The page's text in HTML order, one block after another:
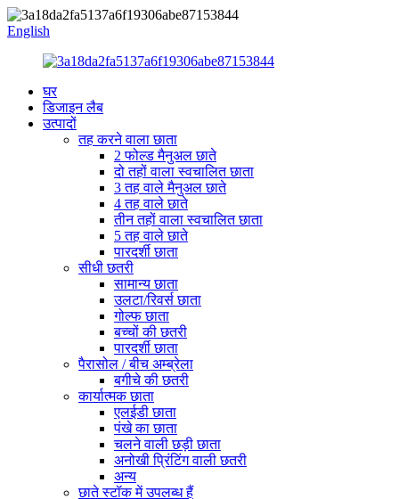
English
घर
डिजाइन लैब
उत्पादों
तह करने वाला छाता
2 फोल्ड मैनुअल छाते
दो तहों वाला स्वचालित छाता
3 तह वाले मैनुअल छाते
4 तह वाले छाते
तीन तहों वाला स्वचालित छाता
5 तह वाले छाते
पारदर्शी छाता
सीधी छतरी
सामान्य छाता
उलटा/रिवर्स छाता
गोल्फ छाता
बच्चों की छतरी
पारदर्शी छाता
पैरासोल / बीच अम्ब्रेला
बगीचे की छतरी
कार्यात्मक छाता
एलईडी छाता
पंखे का छाता
चलने वाली छड़ी छाता
अनोखी प्रिंटिंग वाली छतरी
अन्य
छाते स्टॉक में उपलब्ध हैं